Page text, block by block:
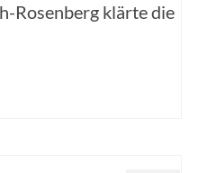
Rosenberg klärte die